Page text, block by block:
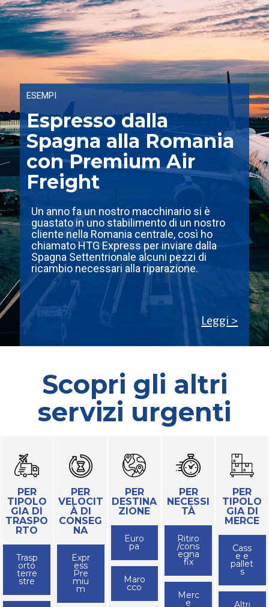
ESEMPI
Espresso dalla
Spagna alla Romania
con Premium Air
Freight
Un anno fa un nostro macchinario si è
guastato in uno stabilimento di un nostro
cliente nella Romania centrale, così ho
chiamato HTG Express per inviare dalla
Spagna Settentrionale alcuni pezzi di
ricambio necessari alla riparazione.
Leggi >
Scopri gli altri
servizi urgenti
PER
TIPOLO
GIA DI
TRASPO
RTO
Trasp
orto
terre
stre
PER
VELOCIT
À DI
CONSEG
NA
Expr
ess
Pre
miu
m
PER
DESTINA
ZIONE
Euro
pa
Maro
cco
PER
NECESSI
TÀ
Ritiro
/cons
egna
fix
Merc
e
PER
TIPOLO
GIA DI
MERCE
Cass
e e
pallet
s
Altri